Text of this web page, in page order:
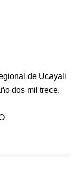
de Ucayali
dos mil trece.